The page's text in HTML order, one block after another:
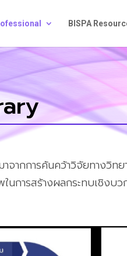
BISPA
ากการค้นคว้าวิจัยทางวิท
นการสร้างผลกระทบเชิง